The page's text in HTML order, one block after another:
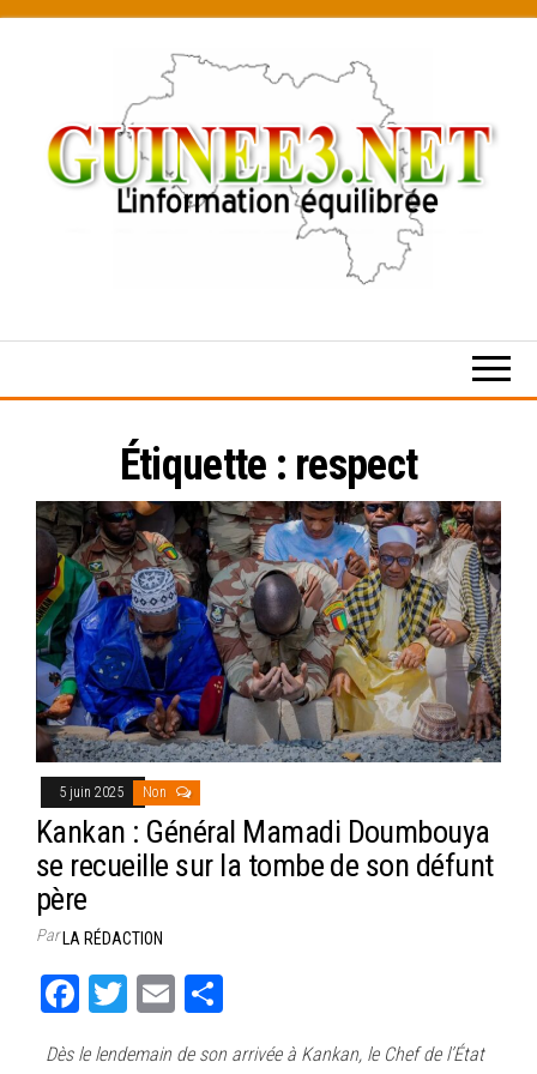
content
Étiquette : respect
5 juin 2025 Non
Kankan : Général Mamadi Doumbouya
se recueille sur la tombe de son défunt
père
ParLA RÉDACTION
Fa
T
E
Dès le lendemain de son arrivée à Kankan, le Chef de l’État